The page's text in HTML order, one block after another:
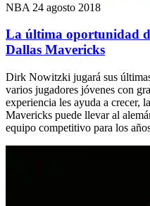
NBA 24 agosto 2018
La última oportunidad
Dallas Mavericks
Dirk Nowitzki jugará sus
varios jugadores jóvenes con
experiencia les ayuda a crecer,
Mavericks puede llevar al
equipo competitivo para los